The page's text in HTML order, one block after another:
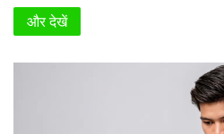
और देखें